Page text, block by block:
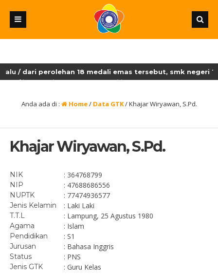
/ dari perolehan 18 medali emas tersebut, smk negeri 1
/ jateng ditetapkan sebagai juara umum lksn-smk
Anda ada di : Home/ Data GTK/Khajar Wiryawan, S.Pd.
Khajar Wiryawan, S.Pd.
NIK : 364768799
NIP : 47688686556
NUPTK : 77474936577
Jenis Kelamin : Laki Laki
T.T.L : Lampung, 25 Agustus 1980
Agama : Islam
Pendidikan : S1
Jurusan : Bahasa Inggris
Status : PNS
Jenis GTK : Guru Kelas